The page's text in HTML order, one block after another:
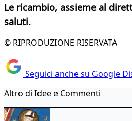
Le ricambio, assieme al
saluti.
© RIPRODUZIONE RISERVATA
Seguici anche su Google
Altro di Idee e Commenti